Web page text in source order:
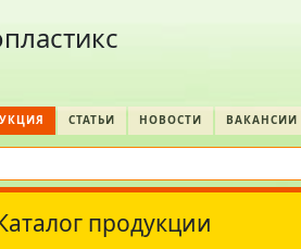
СТАТЬИ НОВОСТИ ВАКАНСИИ
продукции